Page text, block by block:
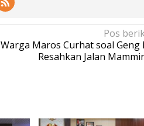
Pos
Warga Maros Curhat soal
Resahkan Jalan